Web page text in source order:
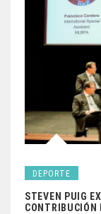
DEPORTE
STEVEN PUIG
CONTRIBUCIÓN